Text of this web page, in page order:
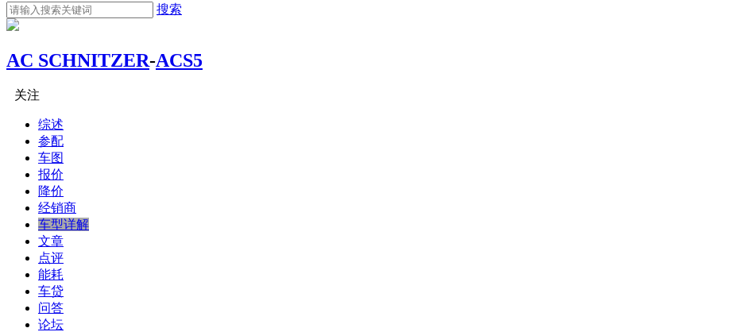
搜索
AC SCHNITZER-ACS5
关注
综述
参配
车图
报价
降价
经销商
车型详解
文章
点评
能耗
车贷
问答
论坛